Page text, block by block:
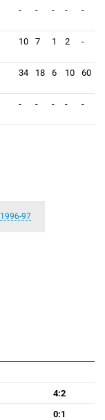
- - - - -
10 7 1 2 -
34 18 6 10 60
- - - - -
1996-97
4:2
0:1